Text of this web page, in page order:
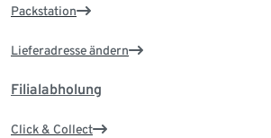
Packstation
Lieferadresse ändern
Filialabholung
Click & Collect